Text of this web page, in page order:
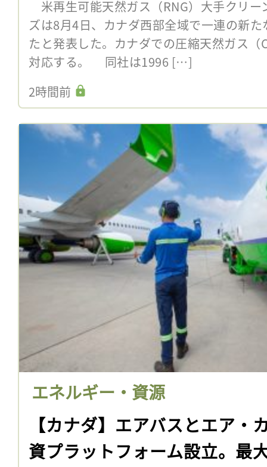
米再生可能天然ガス（RNG）大手クリ
ズは8月4日、カナダ西部全域で一連の新
たと発表した。カナダでの圧縮天然ガス（
対応する。 同社は1996 […]
2時間前
エネルギー・資源
【カナダ】エアバスとエア・
資プラットフォーム設立。最